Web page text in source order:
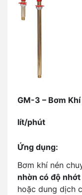
GM-3 – Bơm
lít/phút
Ứng dụng:
Bơm khí nén
nhờn có độ
hoặc dung dịch